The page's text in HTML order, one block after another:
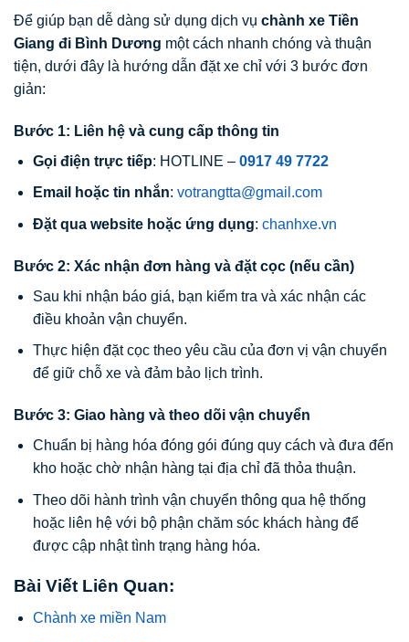
Để giúp bạn dễ dàng sử dụng dịch vụ chành xe Tiền
Giang đi Bình Dương một cách nhanh chóng và thuận
tiện, dưới đây là hướng dẫn đặt xe chỉ với 3 bước đơn
giản:
Bước 1: Liên hệ và cung cấp thông tin
Gọi điện trực tiếp: HOTLINE – 0917 49 7722
Email hoặc tin nhắn: votrangtta@gmail.com
Đặt qua website hoặc ứng dụng: chanhxe.vn
Bước 2: Xác nhận đơn hàng và đặt cọc (nếu cần)
Sau khi nhận báo giá, bạn kiểm tra và xác nhận các
điều khoản vận chuyển.
Thực hiện đặt cọc theo yêu cầu của đơn vị vận chuyển
để giữ chỗ xe và đảm bảo lịch trình.
Bước 3: Giao hàng và theo dõi vận chuyển
Chuẩn bị hàng hóa đóng gói đúng quy cách và đưa đến
kho hoặc chờ nhận hàng tại địa chỉ đã thỏa thuận.
Theo dõi hành trình vận chuyển thông qua hệ thống
hoặc liên hệ với bộ phận chăm sóc khách hàng để
được cập nhật tình trạng hàng hóa.
Bài Viết Liên Quan:
Chành xe miền Nam